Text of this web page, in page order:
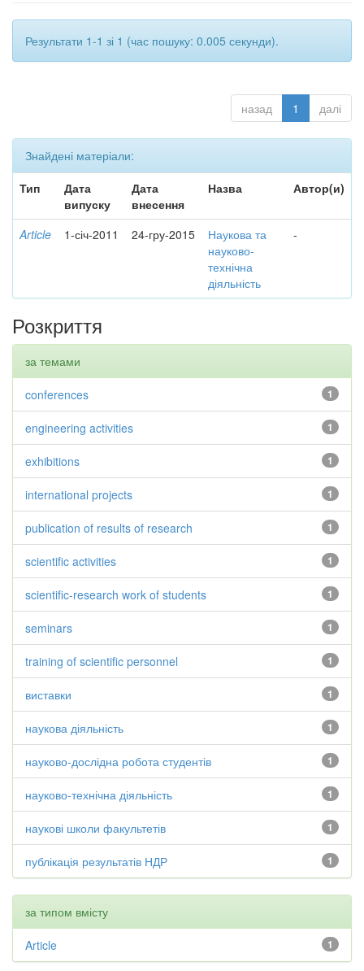
Результати 1-1 зі 1 (час пошуку: 0.005 секунди).
назад 1 далі
Знайдені матеріали:
Тип
Дата
випуску
Дата
внесення
Назва Автор(и)
Article 1-січ-2011 24-гру-2015
Наукова та
науково-
технічна
діяльність
-
Розкриття
за темами
1
conferences
1
engineering activities
1
exhibitions
1
international projects
1
publication of results of research
1
scientific activities
1
scientific-research work of students
1
seminars
1
training of scientific personnel
1
виставки
1
наукова діяльність
1
науково-дослідна робота студентів
1
науково-технічна діяльність
1
наукові школи факультетів
1
публікація результатів НДР
за типом вмісту
1
Article